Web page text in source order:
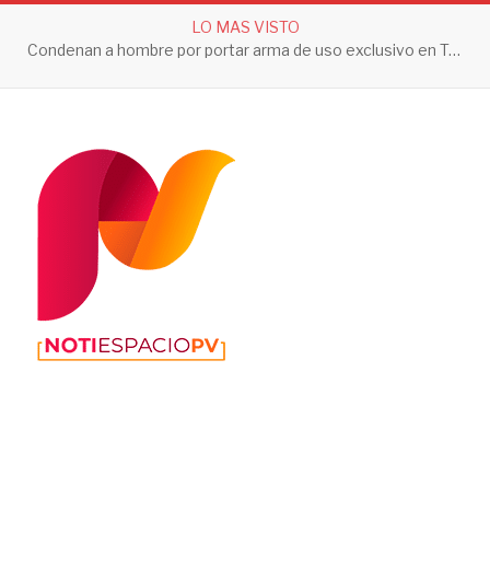
LO MAS VISTO
Condenan a hombre por portar arma de uso exclusivo en Tepic